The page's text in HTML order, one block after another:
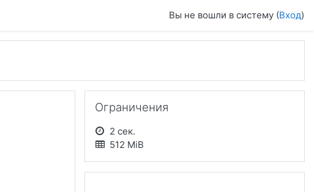
Вы не вошли в систему (Вход)
Ограничения
2 сек.
512 MiB